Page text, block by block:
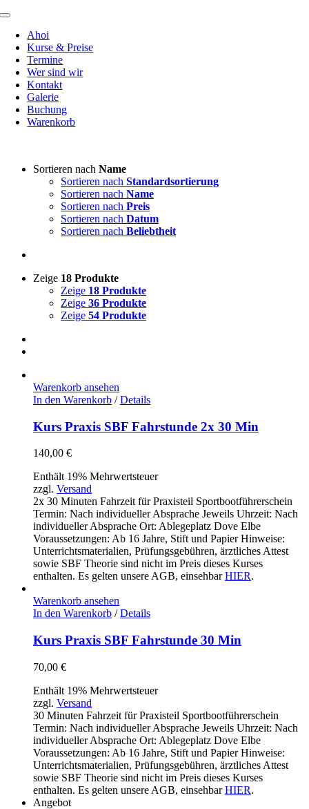
Zum
springen
Toggle
Navigation
Ahoi
Kurse & Preise
Termine
Wer sind wir
Kontakt
Galerie
Buchung
Warenkorb
Sortieren nach Name
Sortieren nach Standardsortierung
Sortieren nach Name
Sortieren nach Preis
Sortieren nach Datum
Sortieren nach Beliebtheit
Zeige 18 Produkte
Zeige 18 Produkte
Zeige 36 Produkte
Zeige 54 Produkte
Warenkorb ansehen
In den Warenkorb / Details
Kurs Praxis SBF Fahrstunde 2x 30 Min
140,00 €
Enthält 19% Mehrwertsteuer
zzgl. Versand
2x 30 Minuten Fahrzeit für Praxisteil Sportbootführerschein
Termin: Nach individueller Absprache Jeweils Uhrzeit: Nach
individueller Absprache Ort: Ablegeplatz Dove Elbe
Voraussetzungen: Ab 16 Jahre, Stift und Papier Hinweise:
Unterrichtsmaterialien, Prüfungsgebühren, ärztliches Attest
sowie SBF Theorie sind nicht im Preis dieses Kurses
enthalten. Es gelten unsere AGB, einsehbarHIER.
Warenkorb ansehen
In den Warenkorb / Details
Kurs Praxis SBF Fahrstunde 30 Min
70,00 €
Enthält 19% Mehrwertsteuer
zzgl. Versand
30 Minuten Fahrzeit für Praxisteil Sportbootführerschein
Termin: Nach individueller Absprache Jeweils Uhrzeit: Nach
individueller Absprache Ort: Ablegeplatz Dove Elbe
Voraussetzungen: Ab 16 Jahre, Stift und Papier Hinweise:
Unterrichtsmaterialien, Prüfungsgebühren, ärztliches Attest
sowie SBF Theorie sind nicht im Preis dieses Kurses
enthalten. Es gelten unsere AGB, einsehbarHIER.
Angebot